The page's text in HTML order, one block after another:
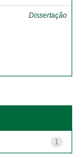
Dissertação
1